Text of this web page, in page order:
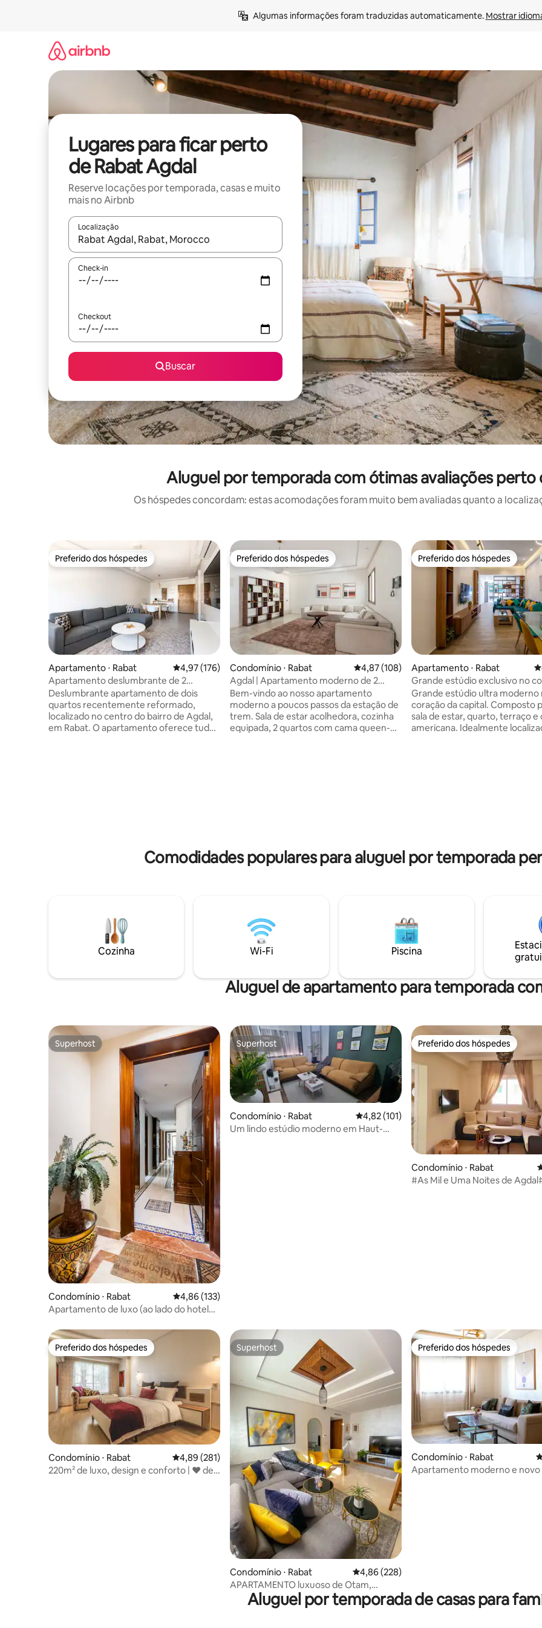
Algumas informações foram traduzidas automaticamente. Mostrar
Lugares para ficar perto
de Rabat Agdal
Reserve locações por temporada, casas e muito
mais no Airbnb
Localização
Quando os resultados estiverem disponíveis, explore-os usando as seta para cima e para baixo do teclado ou tocando
Check-in
Checkout
Buscar
Aluguel por temporada com ótimas avaliações perto
Os hóspedes concordam: estas acomodações foram muito bem avaliadas quanto a
Preferido dos hóspedes
Preferido dos hóspedes
Apartamento ⋅ Rabat 4,97 de uma avaliação média de 5, 176 avaliações
4,97 (176)
Apartamento deslumbrante de 2
quartos
Deslumbrante apartamento de dois
quartos recentemente reformado,
localizado no centro do bairro de Agdal,
em Rabat. O apartamento oferece tudo
Preferido dos hóspedes
Preferido dos hóspedes
Condomínio ⋅ Rabat 4,87 de uma avaliação média de 5, 108
4,87 (108)
Agdal | Apartamento moderno de 2
quartos | 4 min da estação |
Estacionamento
Bem-vindo ao nosso apartamento
moderno a poucos passos da estação de
trem. Sala de estar acolhedora, cozinha
equipada, 2 quartos com cama queen-
Preferido dos hóspedes
Preferido dos hóspedes
Apartamento ⋅ Rabat
Grande estúdio exclusivo no
Agdal
Grande estúdio ultra moderno
coração da capital. Composto
sala de estar, quarto, terraço e
americana. Idealmente
Comodidades populares para aluguel por temporada
Cozinha Wi-Fi Piscina
Aluguel de apartamento para temporada
Superhost
Superhost
Condomínio ⋅ Rabat 4,86 de uma avaliação média de 5, 133 avaliações
4,86 (133)
Apartamento de luxo (ao lado do hotel
Superhost
Superhost
Condomínio ⋅ Rabat 4,82 de uma avaliação média de 5, 101
4,82 (101)
Um lindo estúdio moderno em Haut-
Preferido dos hóspedes
Preferido dos hóspedes
Condomínio ⋅ Rabat
#As Mil e Uma Noites de
Preferido dos hóspedes
Preferido dos hóspedes
Condomínio ⋅ Rabat 4,89 de uma avaliação média de 5, 281 avaliações
4,89 (281)
220m² de luxo, design e conforto | ♥ ️de
Superhost
Superhost
Condomínio ⋅ Rabat 4,86 de uma avaliação média de 5, 228
4,86 (228)
APARTAMENTO luxuoso de Otam,
caminhada DT com estacionamento
gratuito
Preferido dos hóspedes
Preferido dos hóspedes
Condomínio ⋅ Rabat
Apartamento moderno e novo
Aluguel por temporada de casas para